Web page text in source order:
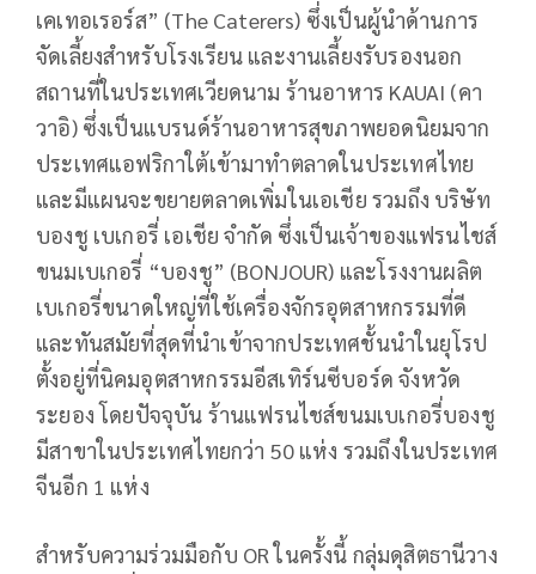
เคเทอเรอร์ส” (The Caterers) ซึ่งเป็นผู้นำด้านการ
จัดเลี้ยงสำหรับโรงเรียน และงานเลี้ยงรับรองนอก
สถานที่ในประเทศเวียดนาม ร้านอาหาร KAUAI (คา
วาอิ) ซึ่งเป็นแบรนด์ร้านอาหารสุขภาพยอดนิยมจาก
ประเทศแอฟริกาใต้เข้ามาทำตลาดในประเทศไทย
และมีแผนจะขยายตลาดเพิ่มในเอเชีย รวมถึง บริษัท
บองชู เบเกอรี่ เอเชีย จำกัด ซึ่งเป็นเจ้าของแฟรนไชส์
ขนมเบเกอรี่ “บองชู” (BONJOUR) และโรงงานผลิต
เบเกอรี่ขนาดใหญ่ที่ใช้เครื่องจักรอุตสาหกรรมที่ดี
และทันสมัยที่สุดที่นำเข้าจากประเทศชั้นนำในยุโรป
ตั้งอยู่ที่นิคมอุตสาหกรรมอีสเทิร์นซีบอร์ด จังหวัด
ระยอง โดยปัจจุบัน ร้านแฟรนไชส์ขนมเบเกอรี่บองชู
มีสาขาในประเทศไทยกว่า 50 แห่ง รวมถึงในประเทศ
จีนอีก 1 แห่ง
สำหรับความร่วมมือกับ OR ในครั้งนี้ กลุ่มดุสิตธานีวาง